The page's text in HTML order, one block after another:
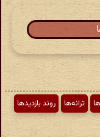
ترانه‌ها
روند بازدیدها